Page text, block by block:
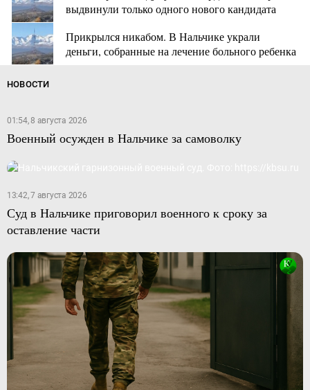
выдвинули только одного нового кандидата
Прикрылся никабом. В Нальчике украли
деньги, собранные на лечение больного ребенка
НОВОСТИ
01:54, 8 августа 2026
Военный осужден в Нальчике за самоволку
13:42, 7 августа 2026
Суд в Нальчике приговорил военного к сроку за
оставление части